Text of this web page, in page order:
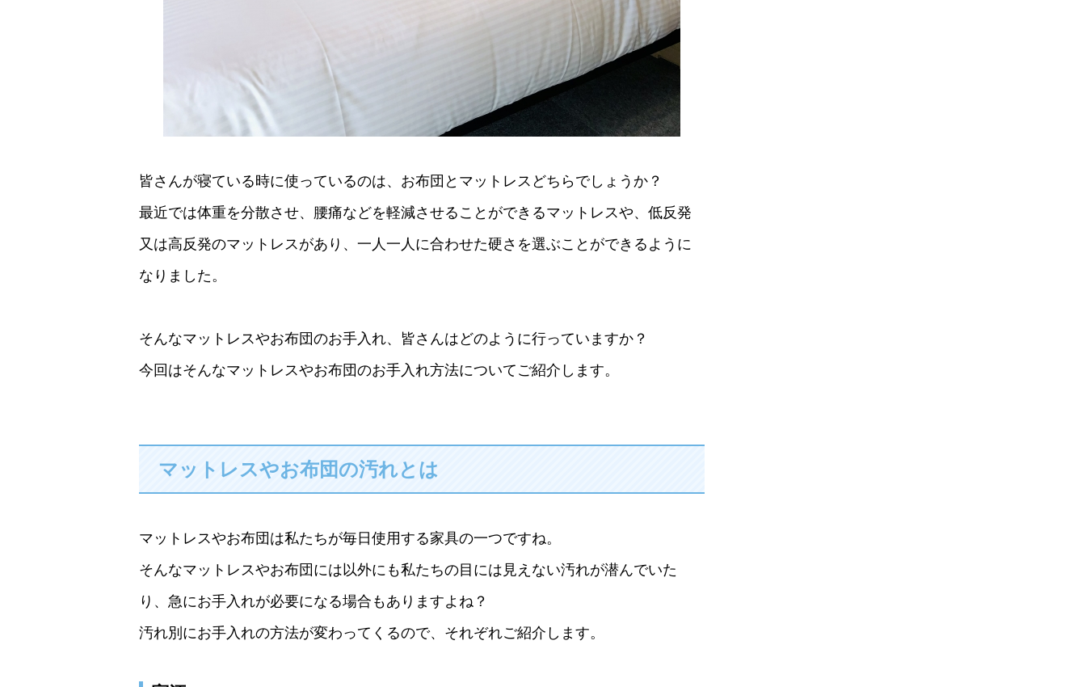
皆さんが寝ている時に使っているのは、お布団とマットレスどちらでしょうか？
最近では体重を分散させ、腰痛などを軽減させることができるマットレスや、低反発
又は高反発のマットレスがあり、一人一人に合わせた硬さを選ぶことができるように
なりました。
そんなマットレスやお布団のお手入れ、皆さんはどのように行っていますか？
今回はそんなマットレスやお布団のお手入れ方法についてご紹介します。
マットレスやお布団の汚れとは
マットレスやお布団は私たちが毎日使用する家具の一つですね。
そんなマットレスやお布団には以外にも私たちの目には見えない汚れが潜んでいた
り、急にお手入れが必要になる場合もありますよね？
汚れ別にお手入れの方法が変わってくるので、それぞれご紹介します。